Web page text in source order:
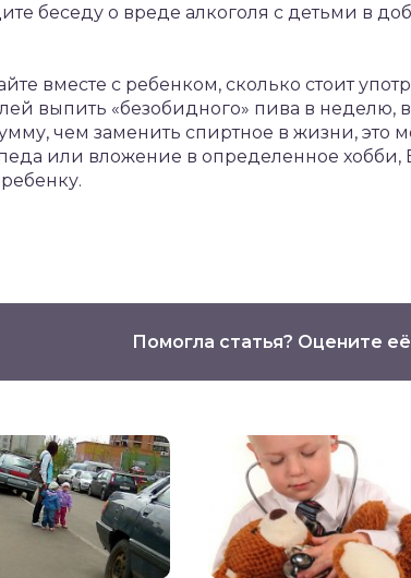
беседу о вреде алкоголя с детьми в
вместе с ребенком, сколько стоит
выпить «безобидного» пива в неделю,
чем заменить спиртное в жизни, это
или вложение в определенное хобби,
Помогла статья? Оцените её